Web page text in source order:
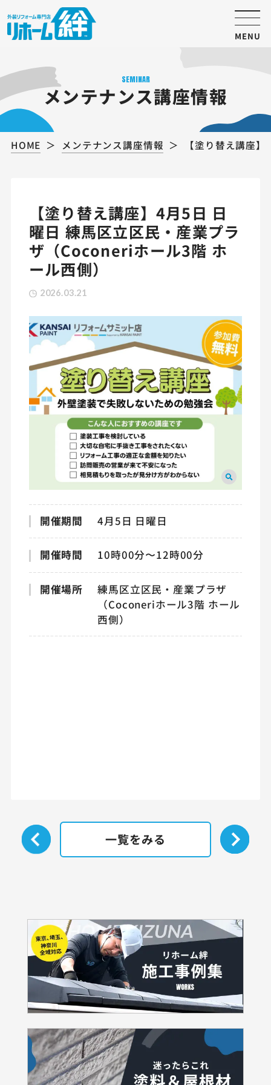
MENU
SEMINAR
メンテナンス講座情報
HOME メンテナンス講座情報 【塗り替え講座
【塗り替え講座】4月5日 日
曜日 練馬区立区民・産業プラ
ザ（Coconeriホール3階 ホ
ール西側）
2026.03.21
開催期間 4月5日 日曜日
開催時間 10時00分〜12時00分
開催場所
練馬区立区民・産業プラザ
（Coconeriホール3階 ホール
西側）
一覧をみる